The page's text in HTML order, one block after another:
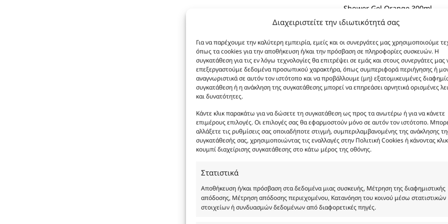
Διαχειριστείτε την ιδιωτικότητά σας
Για να παρέχουμε την καλύτερη εμπειρία, εμείς και οι συνεργάτες μας χρησιμοποιούμε
όπως τα cookies για την αποθήκευση ή/και την πρόσβαση σε πληροφορίες συσκευών. Η
συγκατάθεση για τις εν λόγω τεχνολογίες θα επιτρέψει σε εμάς και στους συνεργάτες μας
επεξεργαστούμε δεδομένα προσωπικού χαρακτήρα, όπως συμπεριφορά περιήγησης ή
αναγνωριστικά σε αυτόν τον ιστότοπο και να προβάλλουμε (μη) εξατομικευμένες
συγκατάθεση ή η ανάκληση της συγκατάθεσης μπορεί να επηρεάσει αρνητικά ορισμένες
και δυνατότητες.
Κάντε κλικ παρακάτω για να δώσετε τη συγκατάθεση ως προς τα ανωτέρω ή για να κάνετε
επιμέρους επιλογές. Οι επιλογές σας θα εφαρμοστούν μόνο σε αυτόν τον ιστότοπο.
αλλάξετε τις ρυθμίσεις σας οποιαδήποτε στιγμή, συμπεριλαμβανομένης της ανάκλησης
συγκατάθεσής σας, χρησιμοποιώντας τις εναλλαγές στην Πολιτική Cookies ή κάνοντας
κουμπί διαχείρισης συγκατάθεσης στο κάτω μέρος της οθόνης.
Στατιστικά
Αποθήκευση ή/και πρόσβαση στα δεδομένα μιας συσκευής, Μέτρηση της διαφημιστικής
απόδοσης, Μέτρηση απόδοσης περιεχομένου, Κατανόηση του κοινού μέσω στατιστικών
στοιχείων ή συνδυασμών δεδομένων από διαφορετικές πηγές.
Shower Gel Orange 300ml
Body Lotion Orange 200ml
Body Lotion Gold Shimmer
Νότες:
ΓΛΥΚΑ,
Συστατικά:Alcohol Denat,
Parfum, Benzyl
Cinnamal, Cinnamyl